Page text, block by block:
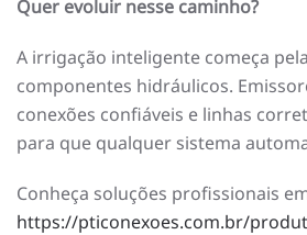
Quer evoluir nesse caminho?
A irrigação inteligente começa
componentes hidráulicos.
conexões confiáveis e linhas
para que qualquer sistema
Conheça soluções profissionais
https://pticonexoes.com.br/